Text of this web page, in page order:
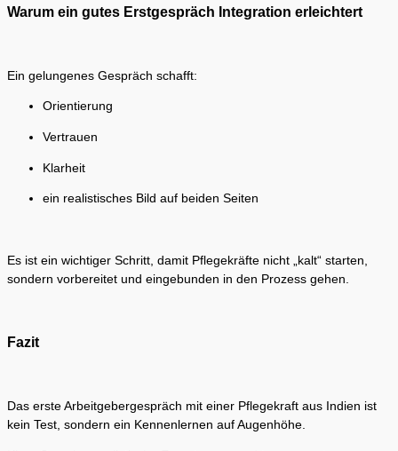
Warum ein gutes Erstgespräch Integration erleichtert
Ein gelungenes Gespräch schafft:
Orientierung
Vertrauen
Klarheit
ein realistisches Bild auf beiden Seiten
Es ist ein wichtiger Schritt, damit Pflegekräfte nicht „kalt“ starten,
sondern vorbereitet und eingebunden in den Prozess gehen.
Fazit
Das erste Arbeitgebergespräch mit einer Pflegekraft aus Indien ist
kein Test, sondern ein Kennenlernen auf Augenhöhe.